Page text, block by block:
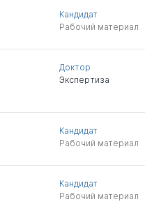
Кандидат
Рабочий материал
Доктор
Экспертиза
Кандидат
Рабочий материал
Кандидат
Рабочий материал